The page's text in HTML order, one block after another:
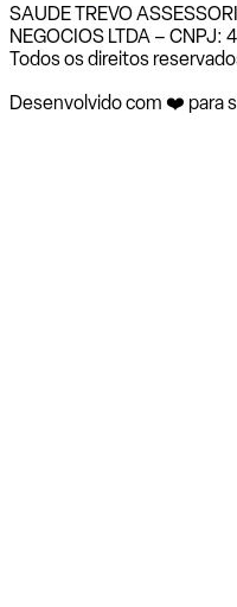
SAUDE TREVO
NEGOCIOS LTDA –
Todos os direitos
Desenvolvido com ❤️ para